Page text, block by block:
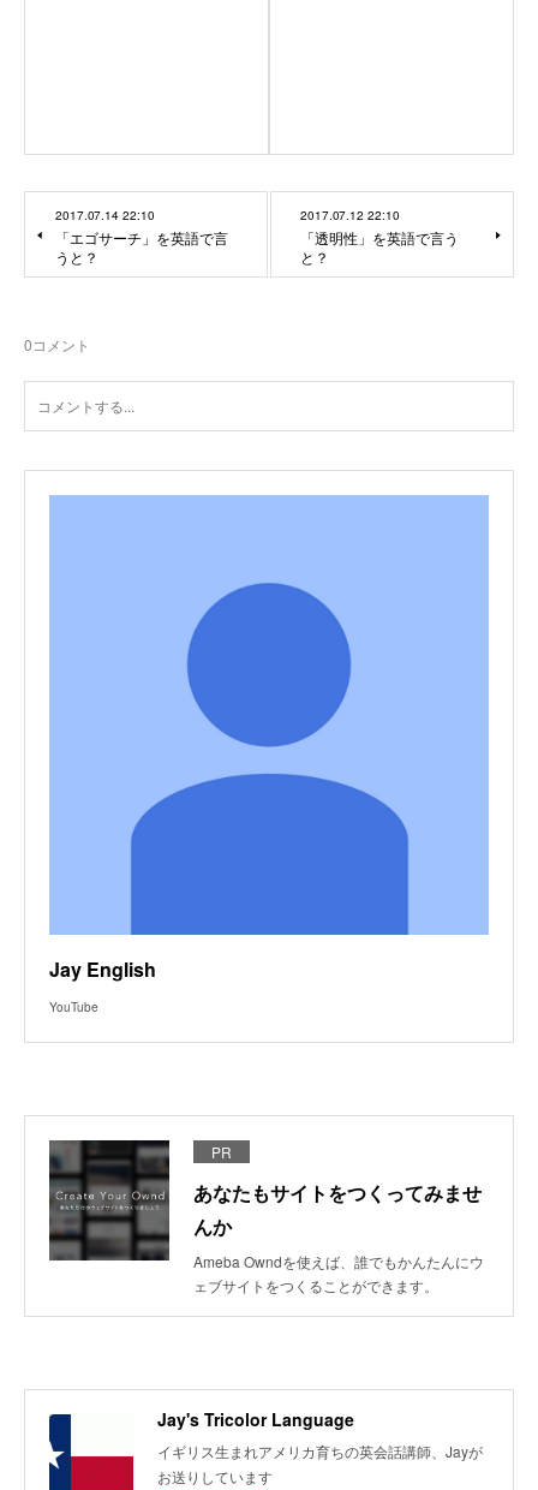
2017.07.14 22:10
「エゴサーチ」を英語で言
うと？
2017.07.12 22:10
「透明性」を英語で言う
と？
0コメント
Jay English
YouTube
PR
あなたもサイトをつくってみませ
んか
Ameba Owndを使えば、誰でもかんたんにウ
ェブサイトをつくることができます。
Jay's Tricolor Language
イギリス生まれアメリカ育ちの英会話講師、Jayが
お送りしています